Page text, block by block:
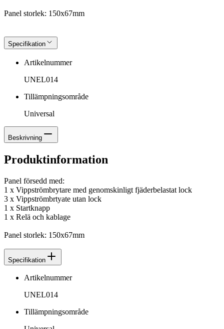
Panel storlek: 150x67mm
Specifikation
Artikelnummer
UNEL014
Tillämpningsområde
Universal
Beskrivning
Produktinformation
Panel försedd med:
1 x Vippströmbrytare med genomskinligt fjäderbelastat lock
3 x Vippströmbrtyate utan lock
1 x Startknapp
1 x Relä och kablage
Panel storlek: 150x67mm
Specifikation
Artikelnummer
UNEL014
Tillämpningsområde